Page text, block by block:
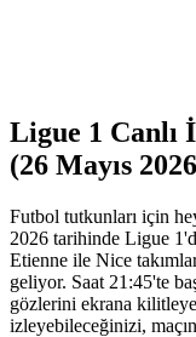
Ligue 1 Canlı
(26 Mayıs
Futbol tutkunları için
2026 tarihinde Ligue
Etienne ile Nice
geliyor. Saat 21:45'te
gözlerini ekrana
izleyebileceğinizi,